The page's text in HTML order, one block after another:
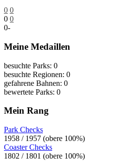
0 0
0 0
0-
Meine Medaillen
besuchte Parks: 0
besuchte Regionen: 0
gefahrene Bahnen: 0
bewertete Parks: 0
Mein Rang
Park Checks
1958 / 1957 (obere 100%)
Coaster Checks
1802 / 1801 (obere 100%)